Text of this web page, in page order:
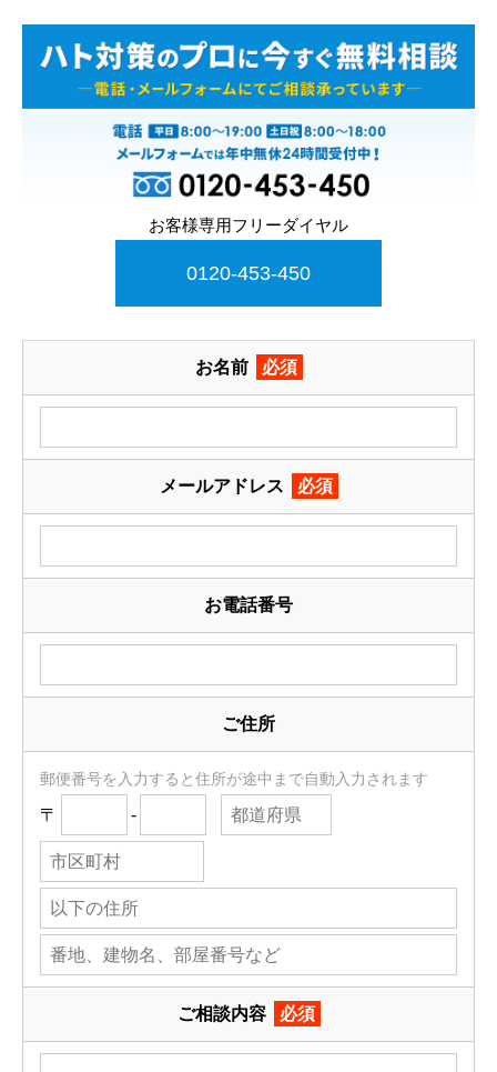
お客様専用フリーダイヤル
0120-453-450
お名前 必須
メールアドレス 必須
お電話番号
ご住所
郵便番号を入力すると住所が途中まで自動入力されます
〒 -
ご相談内容 必須